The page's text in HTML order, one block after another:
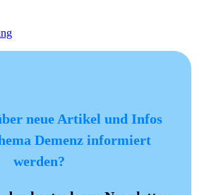
neue Artikel und Infos
Demenz informiert
werden?